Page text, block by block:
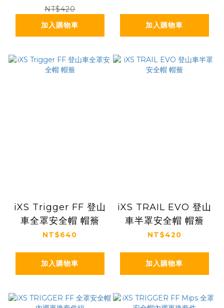
NT$420
加入購物車
加入購物車
iXS Trigger FF 登山
車全罩安全帽 帽簷
NT$640
加入購物車
iXS TRAIL EVO 登山
車半罩安全帽 帽簷
NT$420
加入購物車